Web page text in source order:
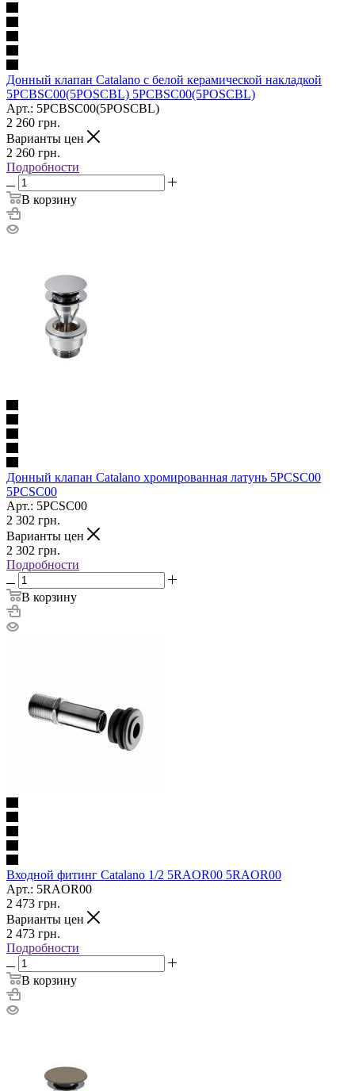
Донный клапан Catalano с белой керамической накладкой
5PCBSC00(5POSCBL) 5PCBSC00(5POSCBL)
Арт.: 5PCBSC00(5POSCBL)
2 260 грн.
Варианты цен
2 260 грн.
Подробности
В корзину
Донный клапан Catalano хромированная латунь 5PCSC00
5PCSC00
Арт.: 5PCSC00
2 302 грн.
Варианты цен
2 302 грн.
Подробности
В корзину
Входной фитинг Catalano 1/2 5RAOR00 5RAOR00
Арт.: 5RAOR00
2 473 грн.
Варианты цен
2 473 грн.
Подробности
В корзину